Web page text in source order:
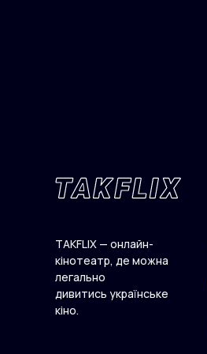
TAKFLIX — онлайн-
кінотеатр, де можна
легально
дивитись українське
кіно.